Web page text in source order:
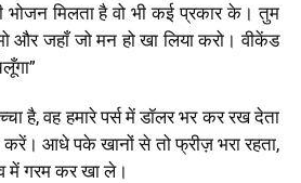
भोजन मिलता है वो भी कई प्रकार के। तुम
और जहाँ जो मन हो खा लिया करो। वीकेंड
है, वह हमारे पर्स में डॉलर भर कर रख देता
आधे पके खानों से तो फ्रीज़ भरा रहता,
में गरम कर खा ले।